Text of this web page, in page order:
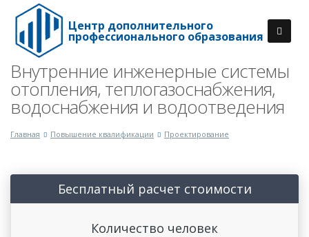
Центр дополнительного
профессионального образования
Внутренние инженерные системы
отопления, теплогазоснабжения,
водоснабжения и водоотведения
Главная Повышение квалификации Проектирование
Бесплатный расчет стоимости
Количество человек